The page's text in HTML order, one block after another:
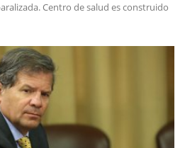
Centro de salud es construido